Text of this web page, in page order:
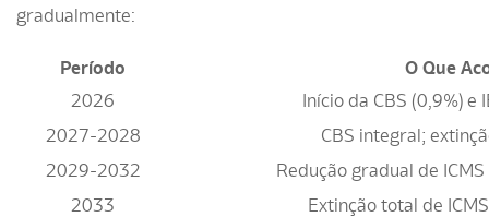
gradualmente:
Período
O Que
2026
Início da CBS (0,9%) e
2027-2028
CBS integral;
2029-2032
Redução gradual de
2033
Extinção total de